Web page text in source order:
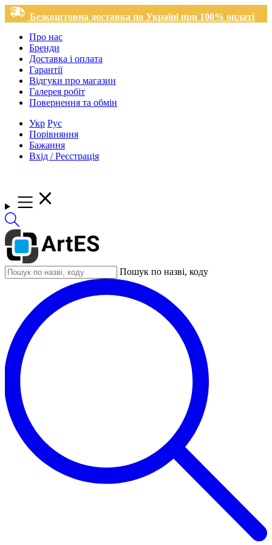
Безкоштовна доставка по Україні при 100% оплаті
Про нас
Бренди
Доставка і оплата
Гарантії
Відгуки про магазин
Галерея робіт
Повернення та обмін
Укр Рус
Порівняння
Бажання
Вхід / Реєстрація
Пошук по назві, коду